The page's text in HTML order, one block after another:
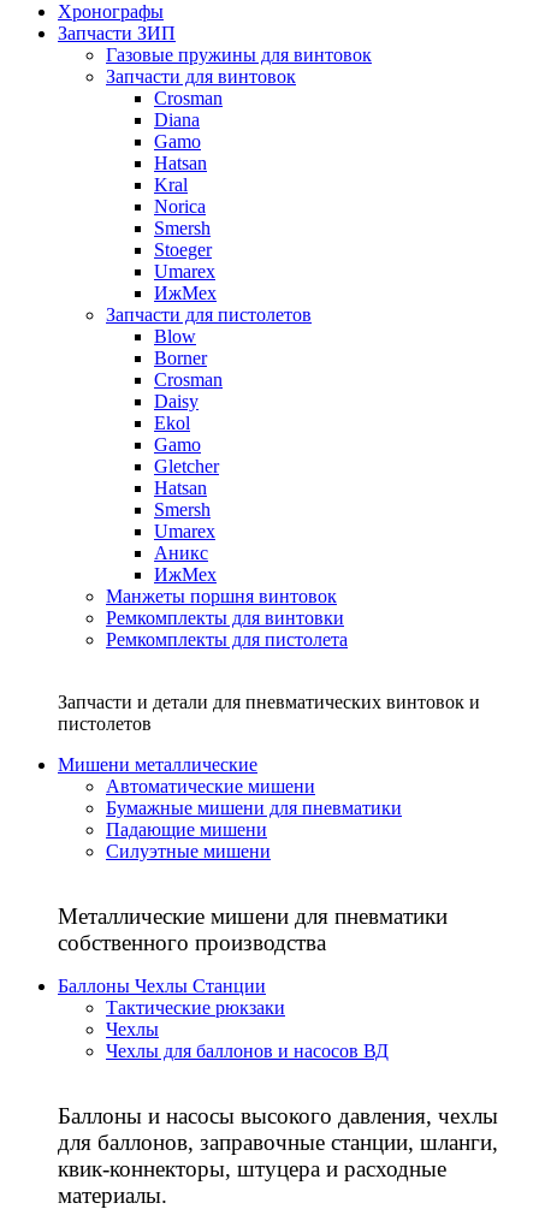
Хронографы
Запчасти ЗИП
Газовые пружины для винтовок
Запчасти для винтовок
Crosman
Diana
Gamo
Hatsan
Kral
Norica
Smersh
Stoeger
Umarex
ИжМех
Запчасти для пистолетов
Blow
Borner
Crosman
Daisy
Ekol
Gamo
Gletcher
Hatsan
Smersh
Umarex
Аникс
ИжМех
Манжеты поршня винтовок
Ремкомплекты для винтовки
Ремкомплекты для пистолета
Запчасти и детали для пневматических винтовок и
пистолетов
Мишени металлические
Автоматические мишени
Бумажные мишени для пневматики
Падающие мишени
Силуэтные мишени
Металлические мишени для пневматики
собственного производства
Баллоны Чехлы Станции
Тактические рюкзаки
Чехлы
Чехлы для баллонов и насосов ВД
Баллоны и насосы высокого давления, чехлы
для баллонов, заправочные станции, шланги,
квик-коннекторы, штуцера и расходные
материалы.